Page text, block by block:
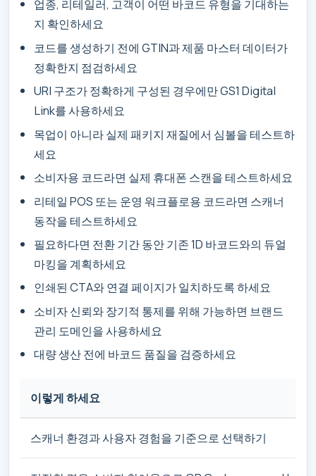
업종, 리테일러, 고객이 어떤 바코드 유형을 기대하는
지 확인하세요
코드를 생성하기 전에 GTIN과 제품 마스터 데이터가
정확한지 점검하세요
URI 구조가 정확하게 구성된 경우에만 GS1 Digital
Link를 사용하세요
목업이 아니라 실제 패키지 재질에서 심볼을 테스트하
세요
소비자용 코드라면 실제 휴대폰 스캔을 테스트하세요
리테일 POS 또는 운영 워크플로용 코드라면 스캐너
동작을 테스트하세요
필요하다면 전환 기간 동안 기존 1D 바코드와의 듀얼
마킹을 계획하세요
인쇄된 CTA와 연결 페이지가 일치하도록 하세요
소비자 신뢰와 장기적 통제를 위해 가능하면 브랜드
관리 도메인을 사용하세요
대량 생산 전에 바코드 품질을 검증하세요
이렇게 하세요
스캐너 환경과 사용자 경험을 기준으로 선택하기